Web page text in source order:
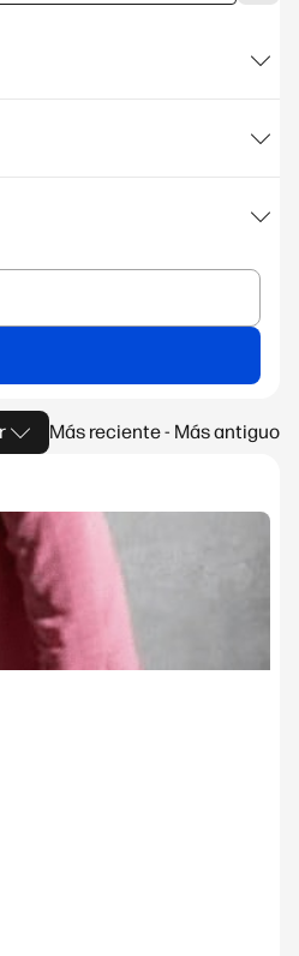
Más reciente - Más antiguo